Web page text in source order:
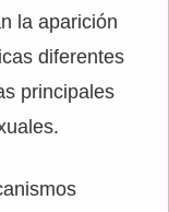
la aparición
diferentes
principales